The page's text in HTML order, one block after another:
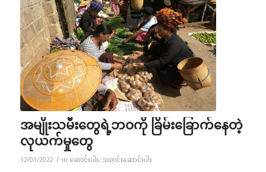
အမျိုးသမီးတွေရဲ့ဘဝကို ခြိမ်းခြောက်နေတဲ့
လုယက်မှုတွေ
12/01/2022 / in ဆောင်းပါး, သတင်းဆောင်းပါး